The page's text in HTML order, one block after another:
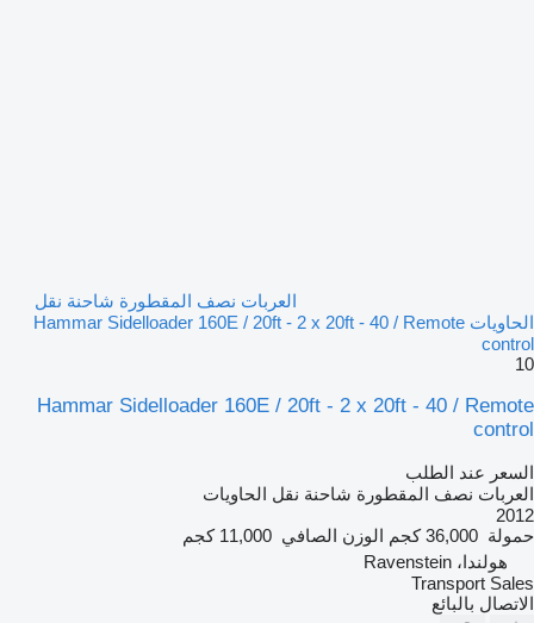
العربات نصف المقطورة شاحنة نقل
الحاويات Hammar Sidelloader 160E / 20ft - 2 x 20ft - 40 / Remote
control
10
Hammar Sidelloader 160E / 20ft - 2 x 20ft - 40 / Remote
control
السعر عند الطلب
العربات نصف المقطورة شاحنة نقل الحاويات
2012
حمولة 36,000 كجم الوزن الصافي 11,000 كجم
هولندا، Ravenstein
Transport Sales
الاتصال بالبائع